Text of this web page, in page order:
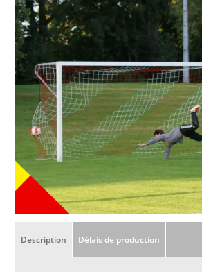
Description Délais de production